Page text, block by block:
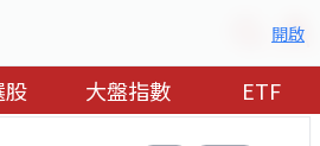
開啟
股 大盤指數 ETF